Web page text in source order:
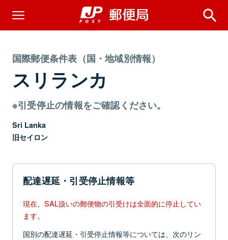
国際郵便条件表（国・地域別情報）
スリランカ
※引受停止の情報をご確認ください。
Sri Lanka
旧セイロン
配達遅延・引受停止情報等
現在、SAL扱いの郵便物の引受けは全面的に停止してい
ます。
国別の配達遅延・引受停止情報等については、次のリン